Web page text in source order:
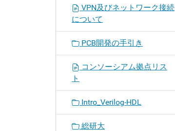
VPN及びネットワーク接続
について
PCB開発の手引き
コンソーシアム拠点リス
ト
Intro_Verilog-HDL
総研大